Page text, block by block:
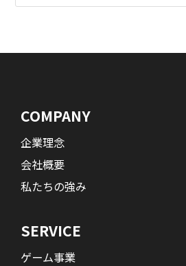
COMPANY
企業理念
会社概要
私たちの強み
SERVICE
ゲーム事業